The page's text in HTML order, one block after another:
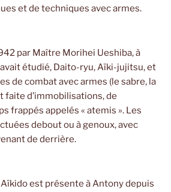
et de techniques avec armes.
par Maître Morihei Ueshiba, à
étudié, Daito-ryu, Aïki-jujitsu, et
de combat avec armes (le sabre, la
faite d’immobilisations, de
frappés appelés « atemis ». Les
debout ou à genoux, avec
de derrière.
est présente à Antony depuis